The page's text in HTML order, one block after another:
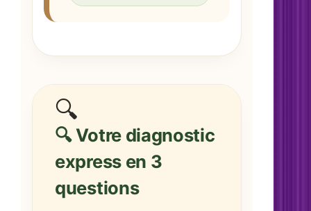
🔍
🔍 Votre diagnostic
express en 3
questions